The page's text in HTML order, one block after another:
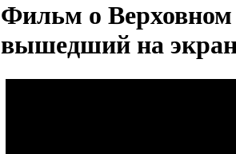
Фильм о
вышедший на